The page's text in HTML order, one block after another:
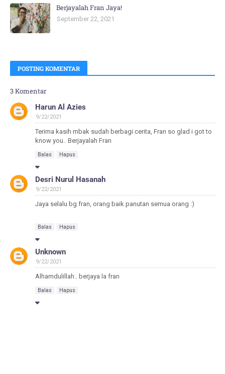
Berjayalah Fran Jaya!
September 22, 2021
POSTING KOMENTAR
3 Komentar
Harun Al Azies
9/22/2021
Terima kasih mbak sudah berbagi cerita, Fran so glad i got to
know you.. Berjayalah Fran
Balas Hapus
Desri Nurul Hasanah
9/22/2021
Jaya selalu bg fran, orang baik panutan semua orang :)
Balas Hapus
Unknown
9/22/2021
Alhamdulillah.. berjaya la fran
Balas Hapus